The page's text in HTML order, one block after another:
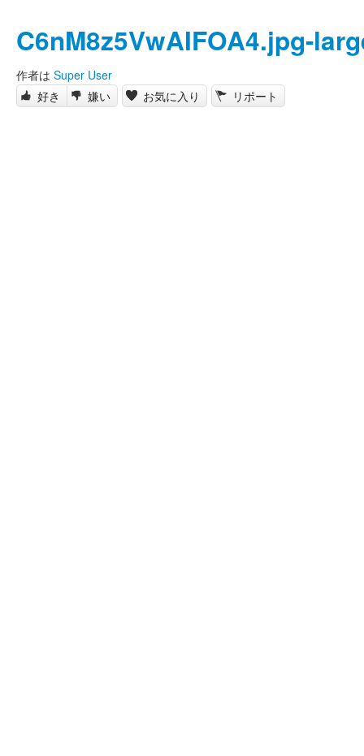
C6nM8z5VwAIFOA4.jpg-
作者は Super User
好き
嫌い お気に入り リポート